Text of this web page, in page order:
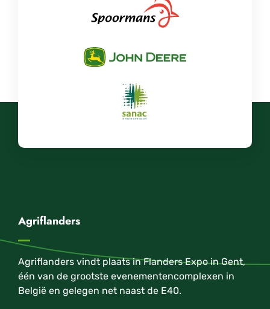
Agriflanders
Agriflanders vindt plaats in Flanders Expo in Gent,
één van de grootste evenementencomplexen in
België en gelegen net naast de E40.